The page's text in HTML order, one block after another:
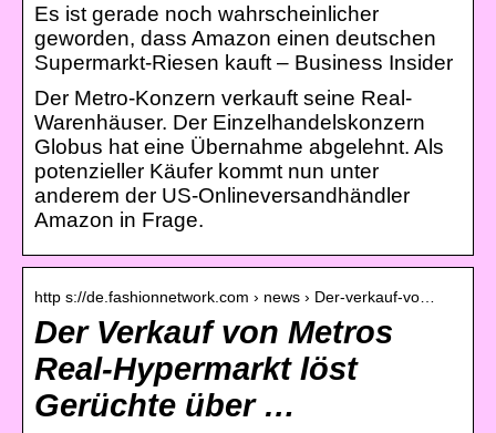
Es ist gerade noch wahrscheinlicher
geworden, dass Amazon einen deutschen
Supermarkt-Riesen kauft – Business Insider
Der Metro-Konzern verkauft seine Real-
Warenhäuser. Der Einzelhandelskonzern
Globus hat eine Übernahme abgelehnt. Als
potenzieller Käufer kommt nun unter
anderem der US-Onlineversandhändler
Amazon in Frage.
http s://de.fashionnetwork.com › news › Der-verkauf-vo…
Der Verkauf von Metros
Real-Hypermarkt löst
Gerüchte über …